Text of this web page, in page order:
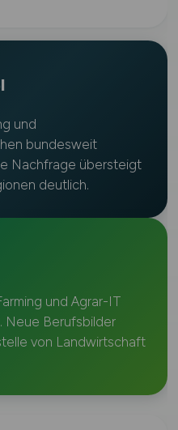
und
bundesweit
Nachfrage übersteigt
deutlich.
und Agrar-IT
Neue Berufsbilder
von Landwirtschaft